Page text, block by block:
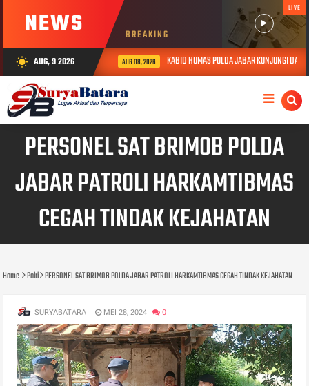
NEWS BREAKING
LIVE
wb_sunny AUG, 9 2026 AUG 08, 2026 KABID HUMAS POLDA JABAR KUNJUNGI DAN
PERSONEL SAT BRIMOB POLDA
JABAR PATROLI HARKAMTIBMAS
CEGAH TINDAK KEJAHATAN
Home Polri PERSONEL SAT BRIMOB POLDA JABAR PATROLI HARKAMTIBMAS CEGAH TINDAK KEJAHATAN
SURYABATARA MEI 28, 2024 0